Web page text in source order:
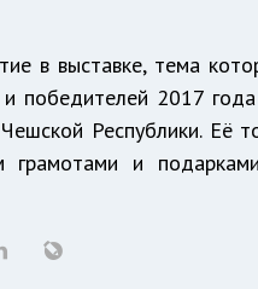
в выставке, тема
победителей 2017 года
Республики. Её
и